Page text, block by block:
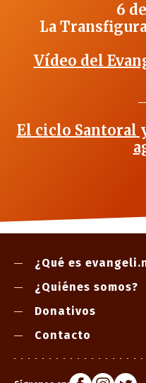
6
La
Vídeo del
El ciclo Santoral
¿Qué es
¿Quiénes somos?
Donativos
Contacto